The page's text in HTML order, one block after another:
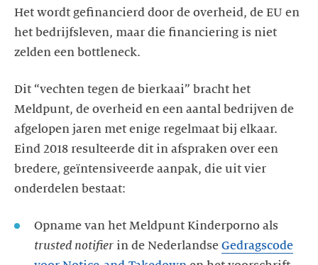
Het wordt gefinancierd door de overheid, de EU en
het bedrijfsleven, maar die financiering is niet
zelden een bottleneck.
Dit “vechten tegen de bierkaai” bracht het
Meldpunt, de overheid en een aantal bedrijven de
afgelopen jaren met enige regelmaat bij elkaar.
Eind 2018 resulteerde dit in afspraken over een
bredere, geïntensiveerde aanpak, die uit vier
onderdelen bestaat:
Opname van het Meldpunt Kinderporno als
trusted notifier in de Nederlandse Gedragscode